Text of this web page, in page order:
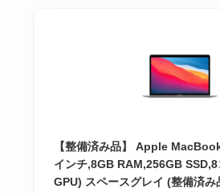
【整備済み品】 Apple
インチ,8GB RAM,256GB
GPU) スペースグレイ (整備済み